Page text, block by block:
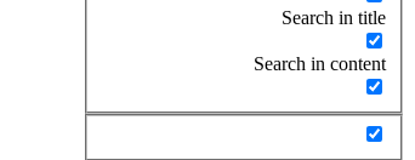
Search in title
Search in content